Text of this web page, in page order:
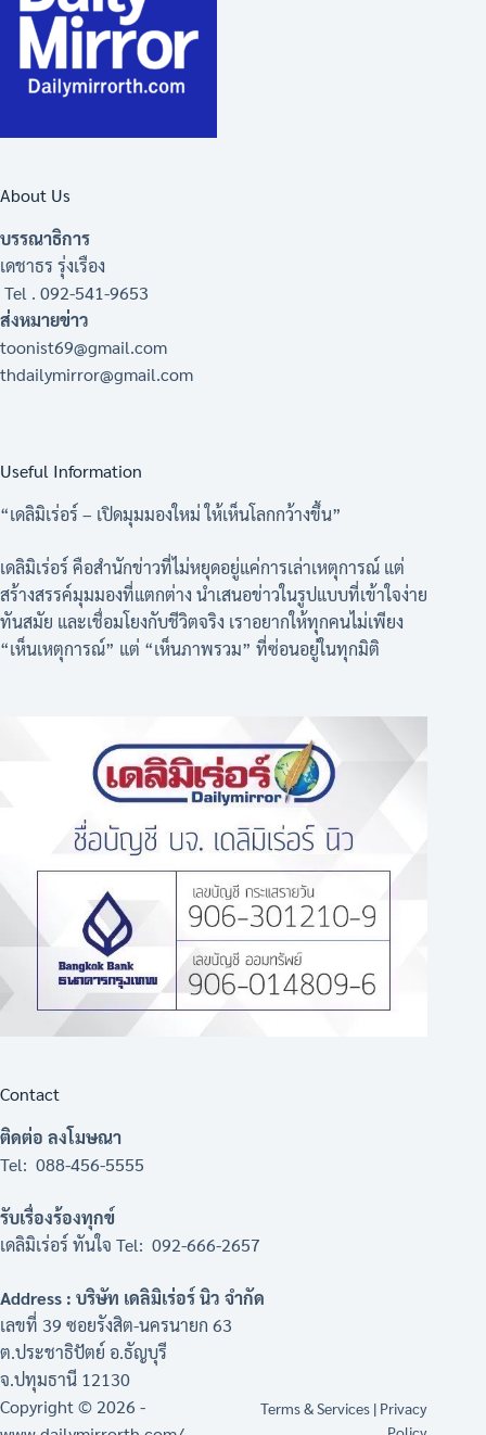
About Us
บรรณาธิการ
เดชาธร รุ่งเรือง
Tel . 092-541-9653
ส่งหมายข่าว
toonist69@gmail.com
thdailymirror@gmail.com
Useful Information
“เดลิมิเร่อร์ – เปิดมุมมองใหม่ ให้เห็นโลกกว้างขึ้น”
เดลิมิเร่อร์ คือสำนักข่าวที่ไม่หยุดอยู่แค่การเล่าเหตุการณ์ แต่
สร้างสรรค์มุมมองที่แตกต่าง นำเสนอข่าวในรูปแบบที่เข้าใจง่าย
ทันสมัย และเชื่อมโยงกับชีวิตจริง เราอยากให้ทุกคนไม่เพียง
“เห็นเหตุการณ์” แต่ “เห็นภาพรวม” ที่ซ่อนอยู่ในทุกมิติ
Contact
ติดต่อ ลงโมษณา
Tel: 088-456-5555
รับเรื่องร้องทุกข์
เดลิมิเร่อร์ ทันใจ Tel: 092-666-2657
Address : บริษัท เดลิมิเร่อร์ นิว จำกัด
เลขที่ 39 ซอยรังสิต-นครนายก 63
ต.ประชาธิปัตย์ อ.ธัญบุรี
จ.ปทุมธานี 12130
Copyright © 2026 -
Terms & Services | Privacy